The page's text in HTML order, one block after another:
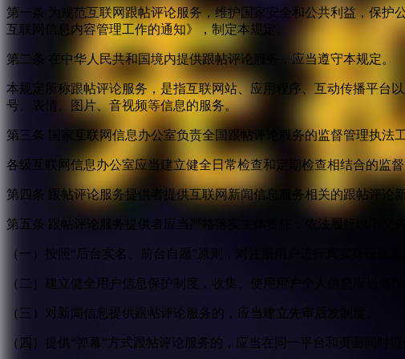
第一条 为规范互联网跟帖评论服务，维护国家安全和公共利益，保
互联网信息内容管理工作的通知》，制定本规定。
第二条 在中华人民共和国境内提供跟帖评论服务，应当遵守本规定。
本规定所称跟帖评论服务，是指互联网站、应用程序、互动传播平台
号、表情、图片、音视频等信息的服务。
第三条 国家互联网信息办公室负责全国跟帖评论服务的监督管理执
各级互联网信息办公室应当建立健全日常检查和定期检查相结合的监
第四条 跟帖评论服务提供者提供互联网新闻信息服务相关的跟帖评
第五条 跟帖评论服务提供者应当严格落实主体责任，依法履行以下义务
（一）按照“后台实名、前台自愿”原则，对注册用户进行真实身份
（二）建立健全用户信息保护制度，收集、使用用户个人信息应当
（三）对新闻信息提供跟帖评论服务的，应当建立先审后发制度。
（四）提供“弹幕”方式跟帖评论服务的，应当在同一平台和页面同时